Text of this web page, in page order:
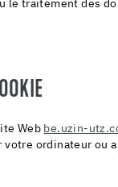
le traitement des
Web be.uzin-
votre ordinateur ou